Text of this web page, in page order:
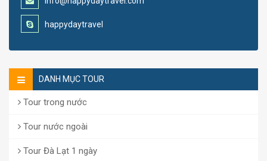
happydaytravel
DANH MỤC TOUR
Tour trong nước
Tour nước ngoài
Tour Đà Lạt 1 ngày